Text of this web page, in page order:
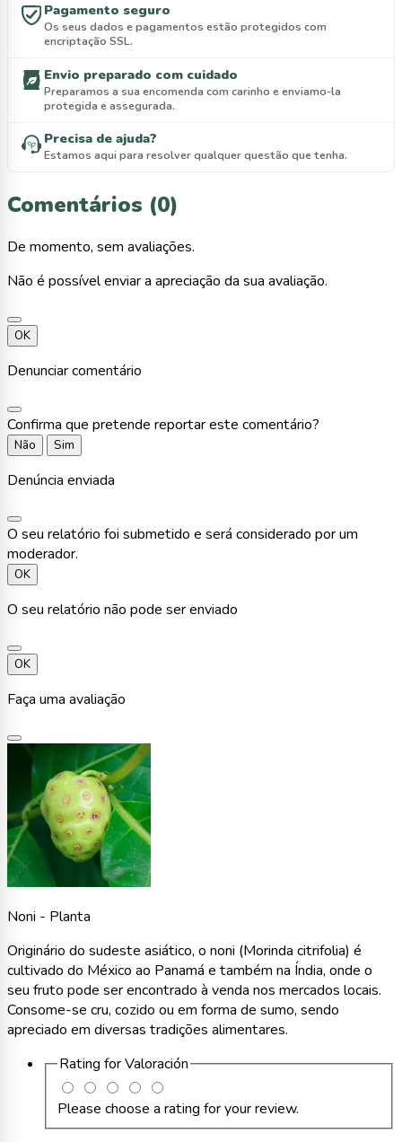
Pagamento seguro
Os seus dados e pagamentos estão protegidos com
encriptação SSL.
Envio preparado com cuidado
Preparamos a sua encomenda com carinho e enviamo-la
protegida e assegurada.
Precisa de ajuda?
Estamos aqui para resolver qualquer questão que tenha.
Comentários (0)
De momento, sem avaliações.
Não é possível enviar a apreciação da sua avaliação.
OK
Denunciar comentário
Confirma que pretende reportar este comentário?
Não Sim
Denúncia enviada
O seu relatório foi submetido e será considerado por um
moderador.
OK
O seu relatório não pode ser enviado
OK
Faça uma avaliação
Noni - Planta
Originário do sudeste asiático, o noni (Morinda citrifolia) é
cultivado do México ao Panamá e também na Índia, onde o
seu fruto pode ser encontrado à venda nos mercados locais.
Consome-se cru, cozido ou em forma de sumo, sendo
apreciado em diversas tradições alimentares.
Rating forValoración
Please choose a rating for your review.